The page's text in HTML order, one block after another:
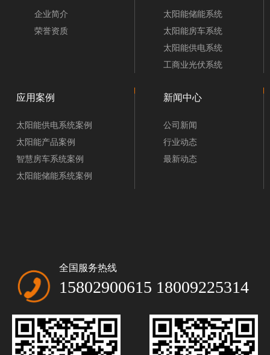
企业简介
荣誉资质
太阳能储能系统
太阳能房车系统
太阳能供电系统
工商业光伏系统
应用案例
太阳能供电系统案例
太阳能产品案例
智慧房车系统案例
太阳能储能系统案例
新闻中心
公司新闻
行业动态
最新动态
全国服务热线
15802900615 18009225314